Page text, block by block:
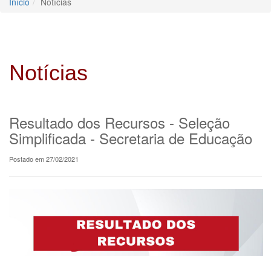
Notícias
Resultado dos Recursos - Seleção
Simplificada - Secretaria de Educação
Postado em 27/02/2021